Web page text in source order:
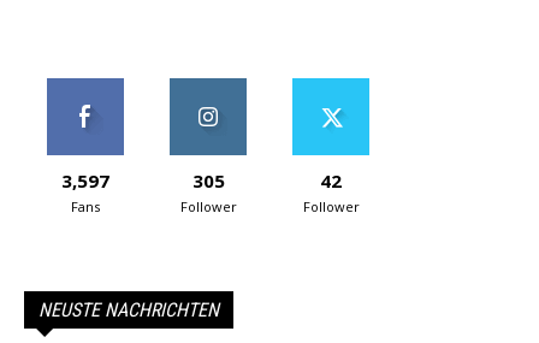
3,597
Fans
305
Follower
42
Follower
NEUSTE NACHRICHTEN